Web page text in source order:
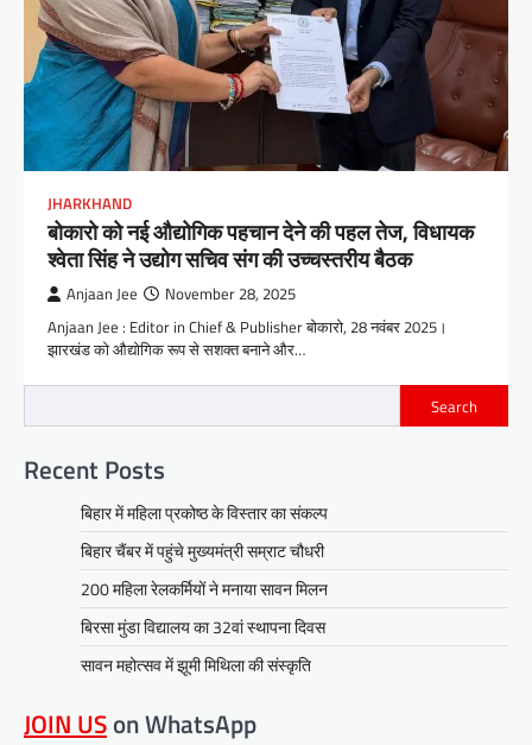
JHARKHAND
बोकारो को नई औद्योगिक पहचान देने की पहल तेज, विधायक
श्वेता सिंह ने उद्योग सचिव संग की उच्चस्तरीय बैठक
Anjaan Jee November 28, 2025
Anjaan Jee : Editor in Chief & Publisher बोकारो, 28 नवंबर 2025।
झारखंड को औद्योगिक रूप से सशक्त बनाने और…
Search
Recent Posts
बिहार में महिला प्रकोष्ठ के विस्तार का संकल्प
बिहार चैंबर में पहुंचे मुख्यमंत्री सम्राट चौधरी
200 महिला रेलकर्मियों ने मनाया सावन मिलन
बिरसा मुंडा विद्यालय का 32वां स्थापना दिवस
सावन महोत्सव में झूमी मिथिला की संस्कृति
JOIN USon WhatsApp